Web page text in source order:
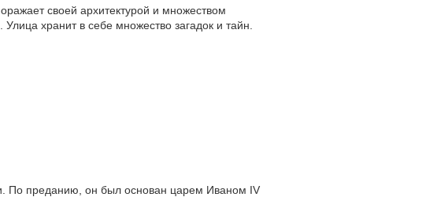
своей архитектурой и множеством
хранит в себе множество загадок и тайн.
По преданию, он был основан царем Иваном IV